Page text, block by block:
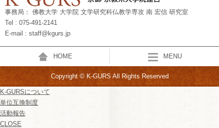
事務局： 佛教大学 大学院 文学研究科仏教学専攻 南 宏信 研究室
Tel : 075-491-2141
E-mail : staff@kgurs.jp
HOME MENU
Copyright © K-GURS All Rights Reserved
K-GURSについて
単位互換制度
活動報告
CLOSE